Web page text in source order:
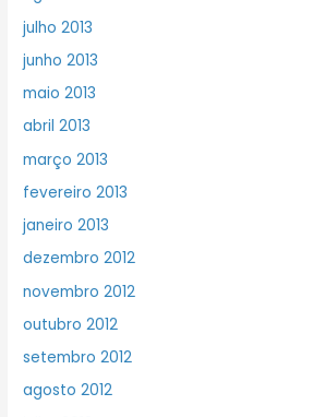
julho 2013
junho 2013
maio 2013
abril 2013
março 2013
fevereiro 2013
janeiro 2013
dezembro 2012
novembro 2012
outubro 2012
setembro 2012
agosto 2012